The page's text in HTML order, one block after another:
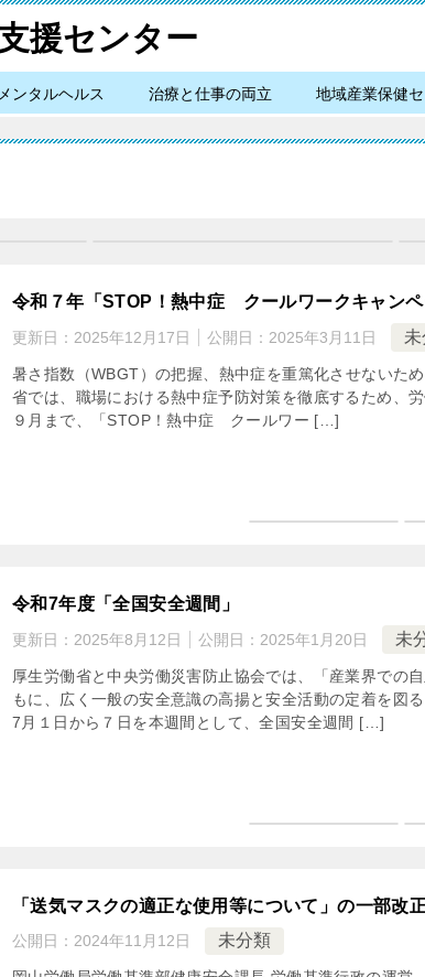
メンタルヘルス 治療と仕事の両立 地域産業保健
令和７年「STOP！熱中症 クールワークキャン
更新日： 2025年12月17日 公開日： 2025年3月11日
暑さ指数（WBGT）の把握、熱中症を重篤化させないた
省では、職場における熱中症予防対策を徹底するため、
９月まで、「STOP！熱中症 クールワー […]
令和7年度「全国安全週間」
更新日： 2025年8月12日 公開日： 2025年1月20日 未
厚生労働省と中央労働災害防止協会では、「産業界での
もに、広く一般の安全意識の高揚と安全活動の定着を図
7月１日から７日を本週間として、全国安全週間 […]
「送気マスクの適正な使用等について」の一部改
公開日： 2024年11月12日 未分類